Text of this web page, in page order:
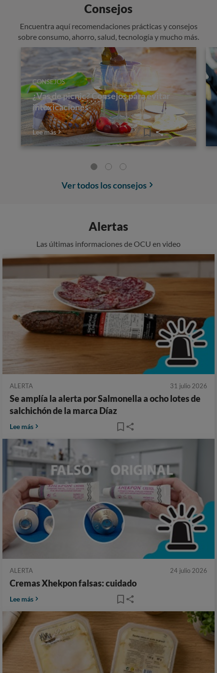
Consejos
Encuentra aquí recomendaciones prácticas y consejos
sobre consumo, ahorro, salud, tecnología y mucho más.
CONSEJOS
¿Vas de picnic? Consejos para evitar
intoxicaciones
Lee más
Ver todos los consejos
Alertas
Las últimas informaciones de OCU en video
ALERTA 31 julio 2026
Se amplía la alerta por Salmonella a ocho lotes de
salchichón de la marca Díaz
Lee más
ALERTA 24 julio 2026
Cremas Xhekpon falsas: cuidado
Lee más